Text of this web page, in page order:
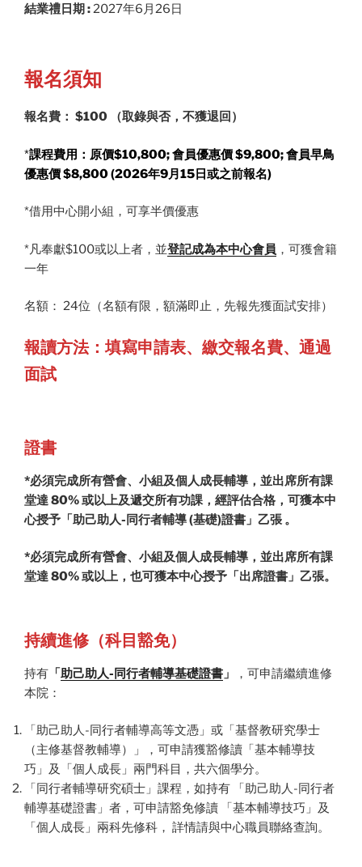
結業禮日期 :2027年6月26日
報名須知
報名費： $100 （取錄與否，不獲退回）
*課程費用： 原價$10,800; 會員優惠價 $9,800;會員早鳥
優惠價 $8,800 (2026年9月15日或之前報名)
*借用中心開小組，可享半價優惠
*凡奉獻$100或以上者，並登記成為本中心會員 ，可獲會籍
一年
名額： 24位（名額有限，額滿即止，先報先獲面試安排）
報讀方法：填寫申請表、繳交報名費、通過
面試
證書
*必須完成所有營會、小組及個人成長輔導，並出席所有課
堂達 80% 或以上及遞交所有功課，經評估合格，可獲本中
心授予「助己助人-同行者輔導 (基礎)證書」乙張 。
*必須完成所有營會、小組及個人成長輔導，並出席所有課
堂達 80% 或以上，也可獲本中心授予「出席證書」乙張。
持續進修（科目豁免）
持有 「助己助人-同行者輔導基礎證書 」
，可申請繼續進修
本院：
「助己助人-同行者輔導高等文憑」或「基督教研究學士
（主修基督教輔導）」，可申請獲豁修讀「基本輔導技
巧」及「個人成長」兩門科目，共六個學分。
「同行者輔導研究碩士」課程，如持有 「助己助人-同行者
輔導基礎證書」者，可申請豁免修讀 「基本輔導技巧」及
「個人成長」兩科先修科， 詳情請與中心職員聯絡查詢。